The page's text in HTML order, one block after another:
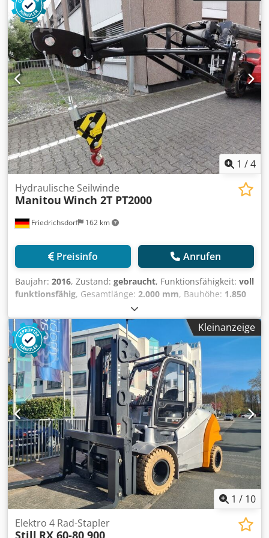
Gabellänge: 1.150 mm , Leergewicht:874 kg , Gesamtlänge:
1.870 mm, Antriebsart:Elektro , Baubreite:800 mm,
Hochhubwagen Fahrgestellnummer: ES 412
Lastschwerpunkt: 600 Gabelbreite: 560 mm Masttyp:
Triplex Zustand: Neuwertig Dedpexf N Tuofx Al Dewa
Zustand Technisch: Neu Bereifung vorne Typ: Polyurethan
Bereifung vorne Zustand: 80 - 100% Bereifung hinten Typ:
Polyurethan Bereifung hinten Zustand: 80 - 100% Batterie
Volt: 24V Batterie Ah: 250Ah Batterie Typ: PzS Batterie
Baujahr: 2024 Batterie Zustand: 80 - 100% Vollfreihub,
1 /4
Friedrichsdorf 162 km
Hydraulische Seilwinde
Manitou Winch 2T PT2000
Preisinfo Anrufen
Baujahr: 2016, Zustand: gebraucht, Funktionsfähigkeit: voll
funktionsfähig, Gesamtlänge: 2.000 mm, Bauhöhe: 1.850
, Hydraulische Seilwinde Zustand:
Einsatzbereit und voll funktionsfähig Zustand Technisch:
normal Dodpfx Aloy S Hane Djwa
Kleinanzeige
1 / 10
Elektro 4 Rad-Stapler
Still RX 60-80 900